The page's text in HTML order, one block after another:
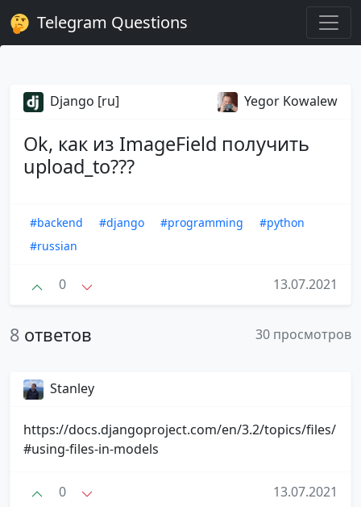
Telegram Questions
Django [ru] Yegor Kowalew
Ok, как из ImageField получить
upload_to???
#backend #django #programming
#python
#russian
0 13.07.2021
8 ответов 30 просмотров
Stanley
https://docs.djangoproject.com/en/3.2/topics/files/
#using-files-in-models
0 13.07.2021